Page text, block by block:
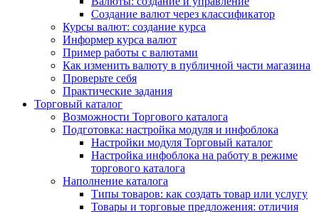
Создание валют через классификатор
Курсы валют: создание курса
Информер курса валют
Пример работы с валютами
Как изменить валюту в публичной части магазина
Проверьте себя
Практические задания
Торговый каталог
Возможности Торгового каталога
Подготовка: настройка модуля и инфоблока
Настройки модуля Торговый каталог
Настройка инфоблока на работу в режиме
торгового каталога
Наполнение каталога
Типы товаров: как создать товар или услугу
Товары и торговые предложения: отличия